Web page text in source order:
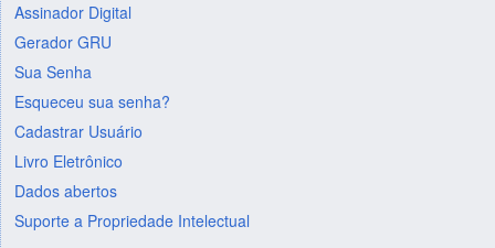
Assinador Digital
Gerador GRU
Sua Senha
Esqueceu sua senha?
Cadastrar Usuário
Livro Eletrônico
Dados abertos
Suporte a Propriedade Intelectual